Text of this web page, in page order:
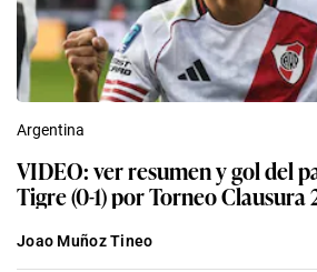
Argentina
VIDEO: ver resumen y gol del
Tigre (0-1) por Torneo Clausura
Joao Muñoz Tineo